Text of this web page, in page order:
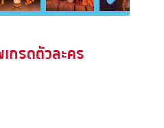
Next
กรดตัวละคร